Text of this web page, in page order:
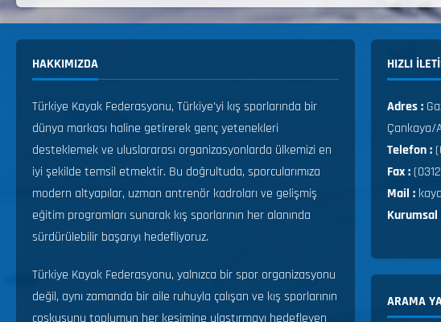
HAKKIMIZDA
Türkiye Kayak Federasyonu, Türkiye’yi kış sporlarında bir
dünya markası haline getirerek genç yetenekleri
desteklemek ve uluslararası organizasyonlarda ülkemizi en
iyi şekilde temsil etmektir. Bu doğrultuda, sporcularımıza
modern altyapılar, uzman antrenör kadroları ve gelişmiş
eğitim programları sunarak kış sporlarının her alanında
sürdürülebilir başarıyı hedefliyoruz.
Türkiye Kayak Federasyonu, yalnızca bir spor organizasyonu
değil, aynı zamanda bir aile ruhuyla çalışan ve kış sporlarının
coşkusunu toplumun her kesimine ulaştırmayı hedefleyen
HIZLI
Adres :
Çankaya/
Telefon :
Fax :
Mail :
ARAMA